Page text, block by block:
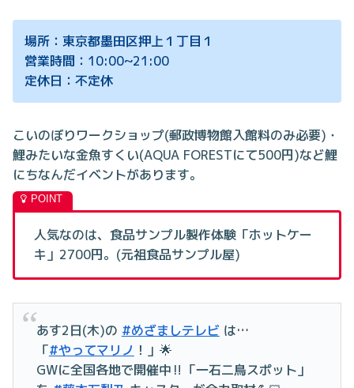
場所：東京都墨田区押上１丁目１
営業時間：10:00~21:00
定休日：不定休
こいのぼりワークショップ(郵政博物館入館料のみ必要)・
鯉みたいな金魚すくい(AQUA FORESTにて500円)など鯉
にちなんだイベントがあります。
人気なのは、食品サンプル製作体験「ホットケー
キ」2700円。(元祖食品サンプル屋)
あす2日(木)の #めざましテレビは…
「#やってマリノ ！」🌟
GWに全国各地で開催中‼️「一石二鳥スポット」